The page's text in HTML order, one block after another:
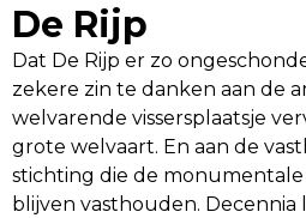
De Rijp
Dat De Rijp er zo
zekere zin te danken aan de
welvarende vissersplaatsje
grote welvaart. En aan de
stichting die de
blijven vasthouden.